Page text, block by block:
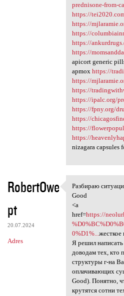
prednisone-from-
https://
https://
https://
https://
https://
apicort generic
apmox https://
https://
https://
https://ipalc.org/
https://fpny.org/
https://
https://
https://
nizagara capsules
RobertOwe
pt
20.07.2024
Adres
Разбираю
Разбираю
Good
<a
href=https://
0%D1%...жесткое
Я решил написать
доводам тех, кто
структуры г-на
оплачивающих
Good). Понятно,
крутятся сотни